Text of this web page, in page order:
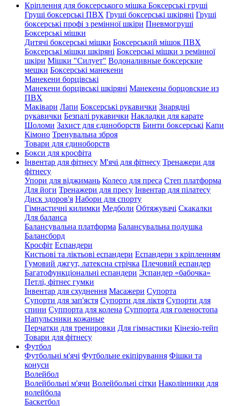
Кріплення для боксерського мішка Боксерські груші
Груші боксерські ПВХ Груші боксерські шкіряні Груші
боксерські профі з ремінної шкіри Пневмогруші
Боксерські мішки
Дитячі боксерські мішки Боксерський мішок ПВХ
Боксерські мішки шкіряні Боксерські мішки з ремінної
шкіри Мішки "Силует" Водоналивные боксерские
мешки Боксерські манекени
Манекени борцівські
Манекени борцівські шкіряні Манекены борцовские из
ПВХ
Маківари Лапи Боксерські рукавички Знарядні
рукавички Безпалі рукавички Накладки для карате
Шоломи Захист для єдиноборств Бинти боксерські Капи
Кімоно Тренувальна зброя
Товари для єдиноборств
Бокси для кросфіта
Інвентар для фітнесу М'ячі для фітнесу Тренажери для
фітнесу
Упори для віджимань Колесо для преса Степ платформа
Для йоги Тренажери для пресу Інвентар для пілатесу
Диск здоров'я Набори для спорту
Гімнастичні килимки Медболи Обтяжувачі Скакалки
Для баланса
Балансувальна платформа Балансувальна подушка
Балансборд
Кросфіт Еспандери
Кистьові та ліктьові еспандери Еспандери з кріпленням
Гумовий джгут, латексна стрічка Плечовий еспандер
Багатофункціональні еспандери Эспандер «бабочка»
Петлі, фітнес гумки
Інвентар для схуднення Масажери Супорта
Супорти для зап'ястя Супорти для ліктя Супорти для
спини Суппорта для колена Суппорта для голеностопа
Напульсники кожаные
Перчатки для тренировки Для гімнастики Кінезіо-тейп
Товари для фітнесу
Футбол
Футбольні м'ячі Футбольне екіпірування Фішки та
конуси
Волейбол
Волейбольні м'ячи Волейбольні сітки Наколінники для
волейбола
Баскетбол